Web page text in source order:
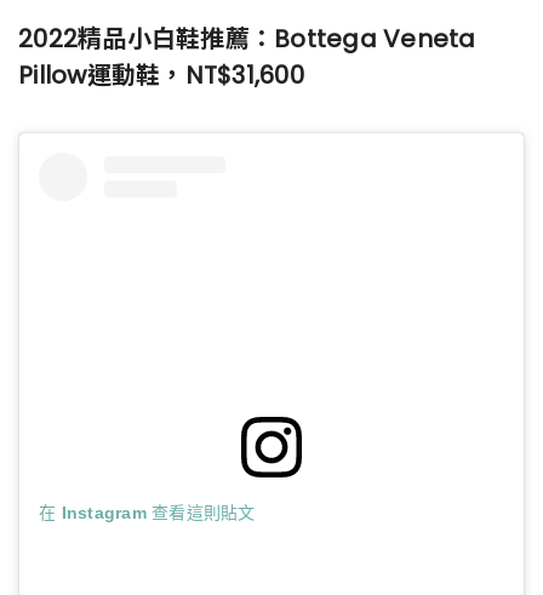
2022精品小白鞋推薦：Bottega Veneta
Pillow運動鞋，NT$31,600
在 Instagram 查看這則貼文